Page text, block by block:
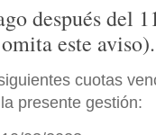
después del
este aviso).
cuotas
presente gestión: